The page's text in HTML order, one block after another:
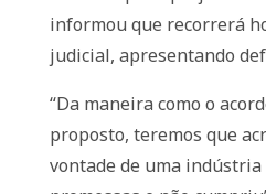
informou que recorrerá
judicial, apresentando
“Da maneira como o
proposto, teremos que
vontade de uma